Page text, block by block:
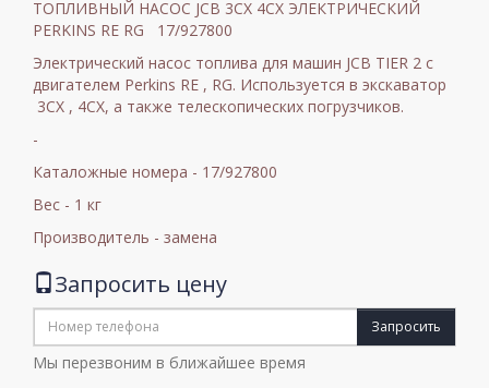
ТОПЛИВНЫЙ НАСОС JCB 3CX 4CX ЭЛЕКТРИЧЕСКИЙ
PERKINS RE RG 17/927800
Электрический насос топлива для машин JCB TIER 2 с
двигателем Perkins RE , RG. Используется в экскаватор
3CX , 4CX, а также телескопических погрузчиков.
-
Каталожные номера - 17/927800
Вес - 1 кг
Производитель - замена
Запросить цену
Запросить
Мы перезвоним в ближайшее время